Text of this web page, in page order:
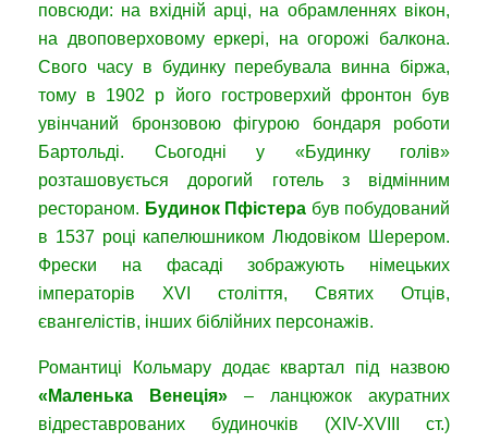
повсюди: на вхідній арці, на обрамленнях вікон,
на двоповерховому еркері, на огорожі балкона.
Свого часу в будинку перебувала винна біржа,
тому в 1902 р його гостроверхий фронтон був
увінчаний бронзовою фігурою бондаря роботи
Бартольді. Сьогодні у «Будинку голів»
розташовується дорогий готель з відмінним
рестораном. Будинок Пфістера був побудований
в 1537 році капелюшником Людовіком Шерером.
Фрески на фасаді зображують німецьких
імператорів XVI століття, Святих Отців,
євангелістів, інших біблійних персонажів.
Романтиці Кольмару додає квартал під назвою
«Маленька Венеція» – ланцюжок акуратних
відреставрованих будиночків (XIV-XVIII ст.)